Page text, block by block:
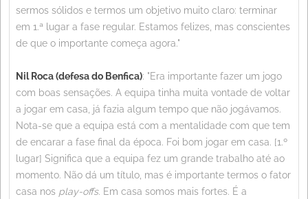
sermos sólidos e termos um objetivo muito claro: terminar
em 1.ª lugar a fase regular. Estamos felizes, mas conscientes
de que o importante começa agora."
Nil Roca (defesa do Benfica): "Era importante fazer um jogo
com boas sensações. A equipa tinha muita vontade de voltar
a jogar em casa, já fazia algum tempo que não jogávamos.
Nota-se que a equipa está com a mentalidade com que tem
de encarar a fase final da época. Foi bom jogar em casa. [1.º
lugar] Significa que a equipa fez um grande trabalho até ao
momento. Não dá um título, mas é importante termos o fator
casa nos play-offs. Em casa somos mais fortes. É a